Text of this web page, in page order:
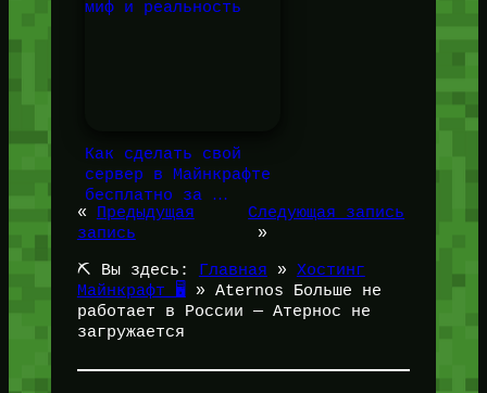
Как сделать свой
сервер в Майнкрафте
бесплатно за …
«
Предыдущая
запись
Следующая запись
»
⛏️ Вы здесь: Главная » Хостинг
Майнкрафт 🖥️ » Aternos Больше не
работает в России — Атернос не
загружается